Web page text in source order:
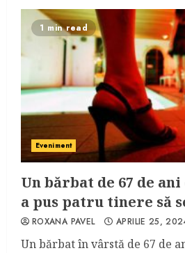
1 min read
Eveniment
Un bărbat de 67 de
a pus patru tinere să
ROXANA PAVEL APRILIE 25,
Un bărbat în vârstă de 67 de